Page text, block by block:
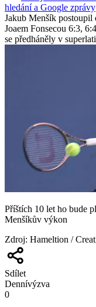
hledání a Google zprávy
Jakub Menšík postoupil
Joaem Fonsecou 6:3,
se předháněly v
Příštích 10 let ho bude
Menšíkův výkon
Zdroj: Hameltion /
Sdílet
Dennívýzva
0